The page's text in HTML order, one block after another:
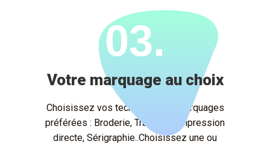
03.
Votre marquage au choix
Choisissez vos techniques de marquages
préférées : Broderie, Transfert, Impression
directe, Sérigraphie..Choisissez une ou